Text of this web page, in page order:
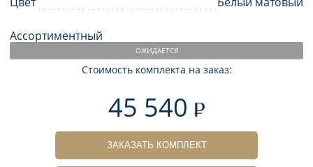
Ассортиментный
ОЖИДАЕТСЯ
Стоимость комплекта на заказ:
45 540
ЗАКАЗАТЬ КОМПЛЕКТ